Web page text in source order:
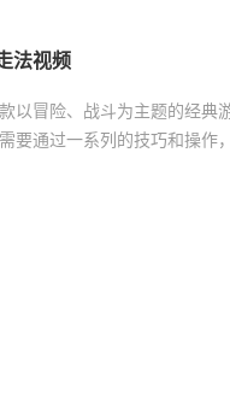
法视频
以冒险、战斗为主题的经典
需要通过一系列的技巧和操